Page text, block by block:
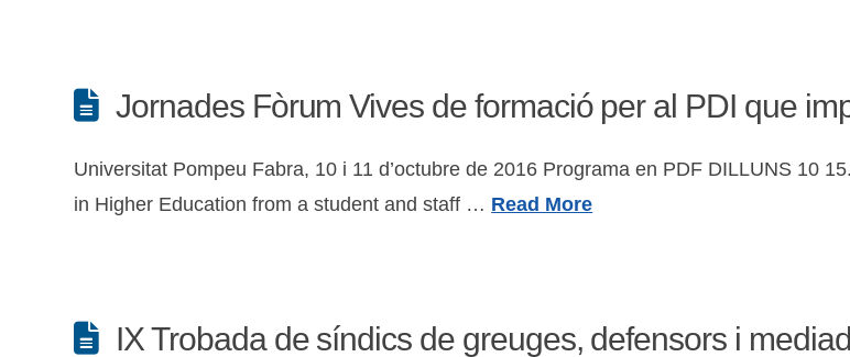
Jornades Fòrum Vives de formació per al PDI que
Universitat Pompeu Fabra, 10 i 11 d’octubre de 2016 Programa en PDF DILLUNS 10
in Higher Education from a student and staff … Read More
IX Trobada de síndics de greuges, defensors i